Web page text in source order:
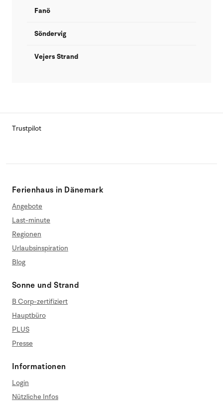
Fanö
Söndervig
Vejers Strand
Trustpilot
Ferienhaus in Dänemark
Angebote
Last-minute
Regionen
Urlaubsinspiration
Blog
Sonne und Strand
B Corp-zertifiziert
Hauptbüro
PLUS
Presse
Informationen
Login
Nützliche Infos